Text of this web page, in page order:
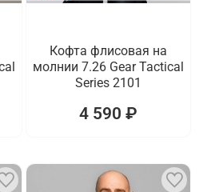
Кофта флисовая на
молнии 7.26 Gear Tactical
Series 2101
4 590 ₽